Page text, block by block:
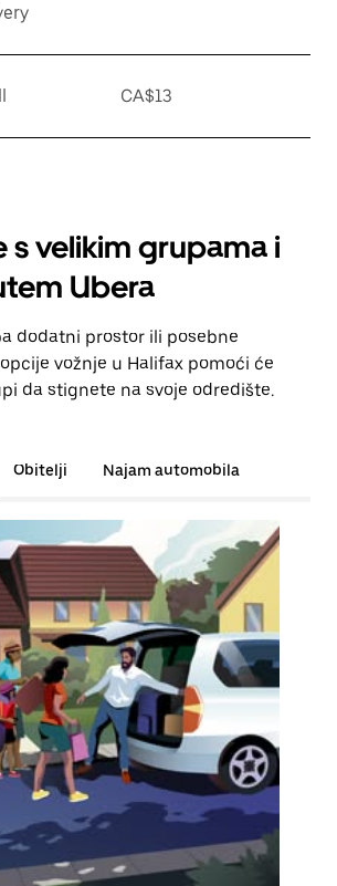
CA$13
s velikim grupama i
Ubera
dodatni prostor ili posebne
vožnje u Halifax pomoći će
da stignete na svoje odredište.
Obitelji Najam automobila